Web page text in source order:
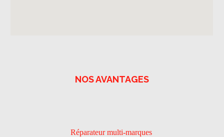
NOS AVANTAGES
Réparateur multi-marques